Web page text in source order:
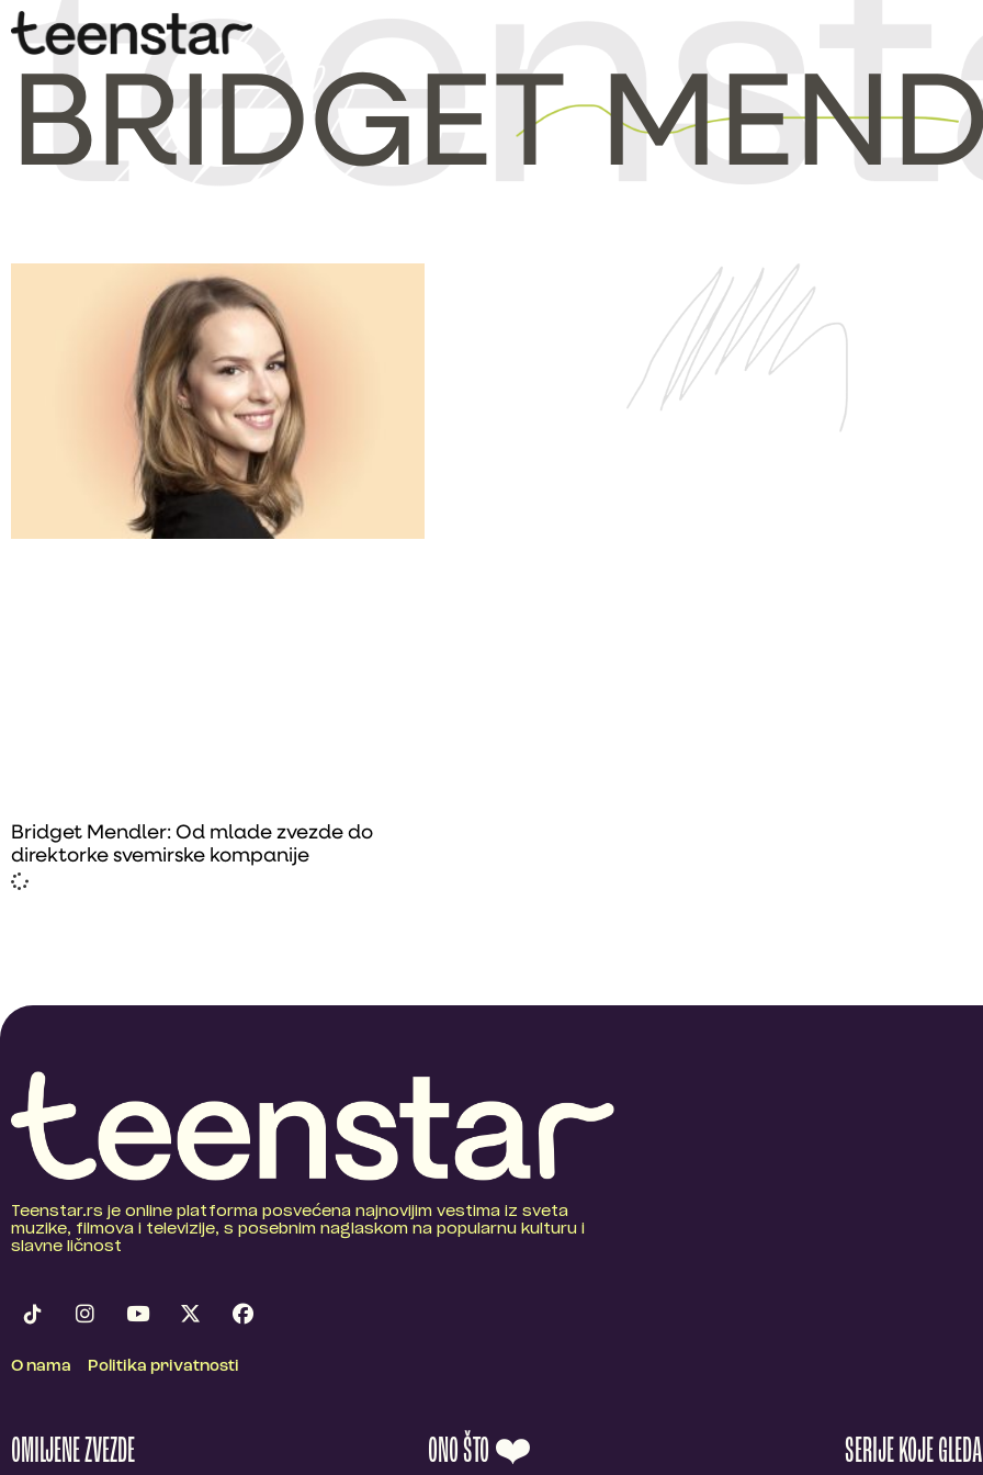
BRIDGET
Bridget Mendler: Od mlade zvezde do
direktorke svemirske kompanije
Teenstar.rs je online platforma posvećena najnovijim vestima iz sveta
muzike, filmova i televizije, s posebnim naglaskom na popularnu kulturu i
slavne ličnost
O nama Politika privatnosti
OMILJENE ZVEZDE ONO ŠTO ❤️ SERIJE KOJE